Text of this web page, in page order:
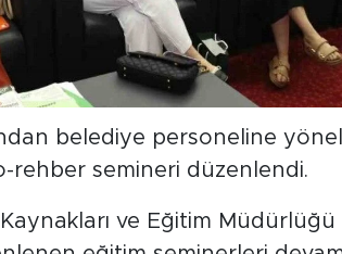
belediye personeline
rehber semineri düzenlendi.
ve Eğitim